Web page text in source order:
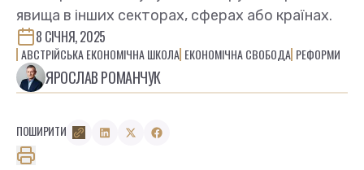
явища в інших секторах, сферах або країнах.
8 СІЧНЯ, 2025
АВСТРІЙСЬКА ЕКОНОМІЧНА ШКОЛА ЕКОНОМІЧНА СВОБОДА РЕФОРМИ
ЯРОСЛАВ РОМАНЧУК
ПОШИРИТИ